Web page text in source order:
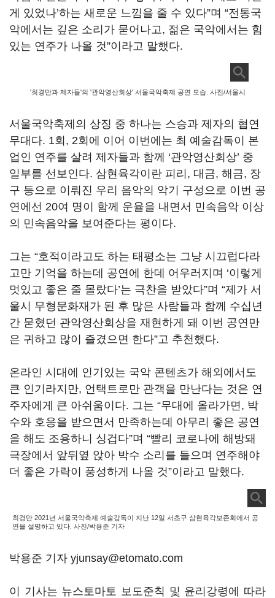
게 있었나’하는 새로운 느낌을 줄 수 있다”며 “전통국
악에서는 깊은 소리가 묻어나고, 젊은 국악에서는 힘
있는 연주가 나올 것”이라고 말했다.
'최경만과 제자들'의 '관악영산회상' 서울국악축제 공연 모습. 사진/서울시
서울국악축제의 상징 중 하나는 스승과 제자의 협연
무대다. 1회, 2회에 이어 이번에는 최 예술감독이 본
업인 연주를 살려 제자들과 함께 ‘관악영산회상’ 중
일부를 선보인다. 삼현육각이란 피리, 대금, 해금, 장
구 등으로 이뤄진 우리 음악의 악기 구성으로 이번 공
연에선 20여 명이 함께 운율을 내면서 민속음악 이상
의 민속음악을 보여준다는 평이다.
그는 “호적이라고도 하는 태평소는 그냥 시끄럽다라
고만 기억을 하는데 공연에 한데 어우러지며 ‘이렇게
멋있고 좋은 줄 몰랐다’는 극찬을 받았다”며 “제가 서
울시 무형문화재가 된 후 많은 사람들과 함께 수십년
간 묻혔던 관악영산회상을 재현하게 돼 이번 공연만
은 귀하고 많이 즐겼으면 한다”고 추천했다.
온라인 시대에 인기있는 국악 콘텐츠가 해외에서도
큰 인기라지만, 언택트로만 관객을 만난다는 것은 연
주자에게 큰 아쉬움이다. 그는 “무대에 올라가면, 박
수와 호응을 받으면서 만족하는데 아무리 좋은 공연
을 해도 조용하니 싱겁다”며 “빨리 코로나에 해방돼
극장에서 앞뒤옆 앉아 박수 소리를 들으며 연주해야
더 좋은 가락이 풍성하게 나올 것”이라고 말했다.
최경만 2021년 서울국악축제 예술감독이 지난 12일 서초구 삼현육각보존회에서 공
연을 설명하고 있다. 사진/박용준 기자
박용준 기자 yjunsay@etomato.com
이 기사는 뉴스토마토 보도준칙 및 윤리강령에 따라